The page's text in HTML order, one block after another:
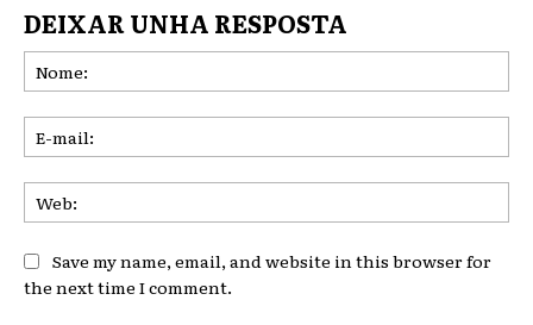
DEIXAR UNHA RESPOSTA
Save my name, email, and website in this browser for
the next time I comment.